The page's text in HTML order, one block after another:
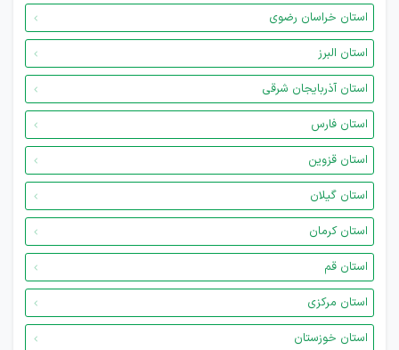
استان خراسان رضوی
استان البرز
استان آذربایجان شرقی
استان فارس
استان قزوین
استان گیلان
استان کرمان
استان قم
استان مرکزی
استان خوزستان